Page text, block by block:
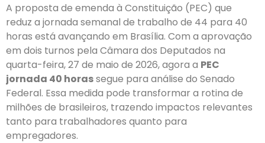
A proposta de emenda à Constituição (PEC) que
reduz a jornada semanal de trabalho de 44 para 40
horas está avançando em Brasília. Com a aprovação
em dois turnos pela Câmara dos Deputados na
quarta-feira, 27 de maio de 2026, agora a PEC
jornada 40 horassegue para análise do Senado
Federal. Essa medida pode transformar a rotina de
milhões de brasileiros, trazendo impactos relevantes
tanto para trabalhadores quanto para
empregadores.